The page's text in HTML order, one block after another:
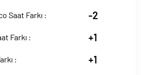
Saat Farkı : -2
Farkı : +1
: +1